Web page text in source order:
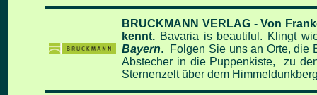
BRUCKMANN VERLAG - Von
kennt. Bavaria is beautiful. Klingt
Bayern. Folgen Sie uns an Orte, die
Abstecher in die Puppenkiste, zu
Sternenzelt über dem